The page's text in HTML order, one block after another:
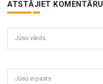
ATSTĀJIET KOMENTĀRU
Jūsu vārds:
Jūsu e-pasts